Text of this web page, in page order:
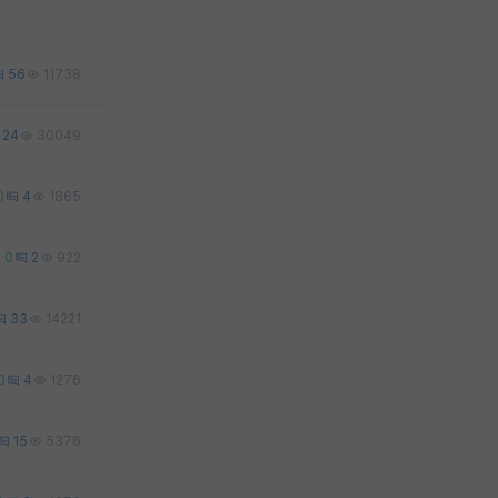
56 11738
24 30049
4 1865
0 2 922
33 14221
4 1276
15 5376